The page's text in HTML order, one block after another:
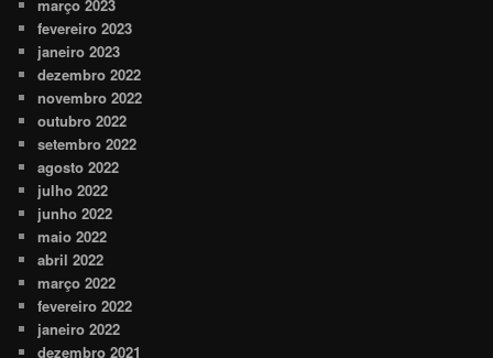
março 2023
fevereiro 2023
janeiro 2023
dezembro 2022
novembro 2022
outubro 2022
setembro 2022
agosto 2022
julho 2022
junho 2022
maio 2022
abril 2022
março 2022
fevereiro 2022
janeiro 2022
dezembro 2021